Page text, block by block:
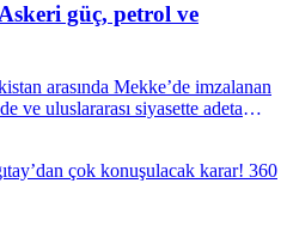
güç, petrol ve
arasında Mekke’de imzalanan
ve uluslararası siyasette adeta